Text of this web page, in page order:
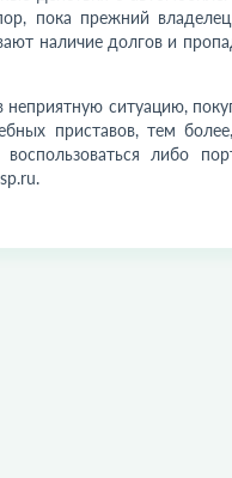
пока прежний
наличие долгов и
ситуацию,
приставов, тем
либо
.